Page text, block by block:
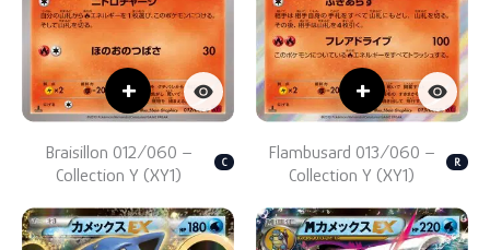
+
Braisillon 012/060 –
Collection Y (XY1)
C
+
Flambusard 013/060 –
Collection Y (XY1)
R